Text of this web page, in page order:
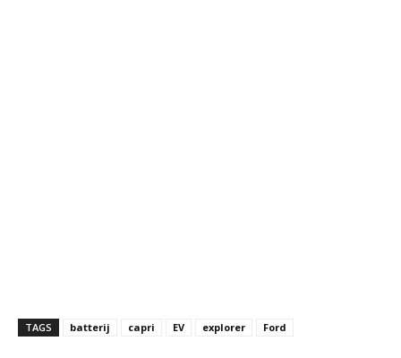
TAGS batterij capri EV explorer Ford